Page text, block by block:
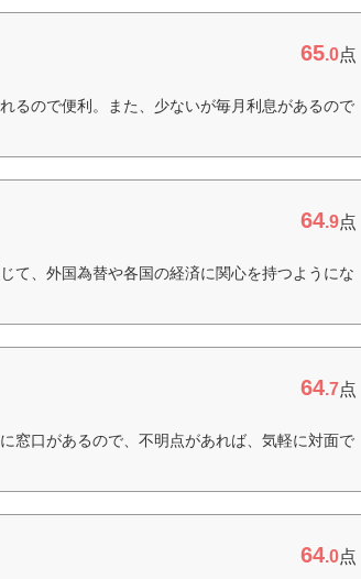
65.0点
るので便利。また、少ないが毎月利息があるので
64.9点
て、外国為替や各国の経済に関心を持つようにな
64.7点
窓口があるので、不明点があれば、気軽に対面で
64.0点